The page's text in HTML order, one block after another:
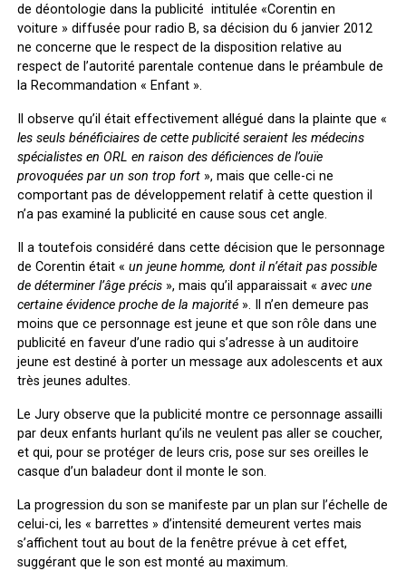
de déontologie dans la publicité intitulée «Corentin en
voiture » diffusée pour radio B, sa décision du 6 janvier 2012
ne concerne que le respect de la disposition relative au
respect de l’autorité parentale contenue dans le préambule de
la Recommandation « Enfant ».
Il observe qu’il était effectivement allégué dans la plainte que «
les seuls bénéficiaires de cette publicité seraient les médecins
spécialistes en ORL en raison des déficiences de l’ouïe
provoquées par un son trop fort », mais que celle-ci ne
comportant pas de développement relatif à cette question il
n’a pas examiné la publicité en cause sous cet angle.
Il a toutefois considéré dans cette décision que le personnage
de Corentin était « un jeune homme, dont il n’était pas possible
de déterminer l’âge précis», mais qu’il apparaissait « avec une
certaine évidence proche de la majorité». Il n’en demeure pas
moins que ce personnage est jeune et que son rôle dans une
publicité en faveur d’une radio qui s’adresse à un auditoire
jeune est destiné à porter un message aux adolescents et aux
très jeunes adultes.
Le Jury observe que la publicité montre ce personnage assailli
par deux enfants hurlant qu’ils ne veulent pas aller se coucher,
et qui, pour se protéger de leurs cris, pose sur ses oreilles le
casque d’un baladeur dont il monte le son.
La progression du son se manifeste par un plan sur l’échelle de
celui-ci, les « barrettes » d’intensité demeurent vertes mais
s’affichent tout au bout de la fenêtre prévue à cet effet,
suggérant que le son est monté au maximum.